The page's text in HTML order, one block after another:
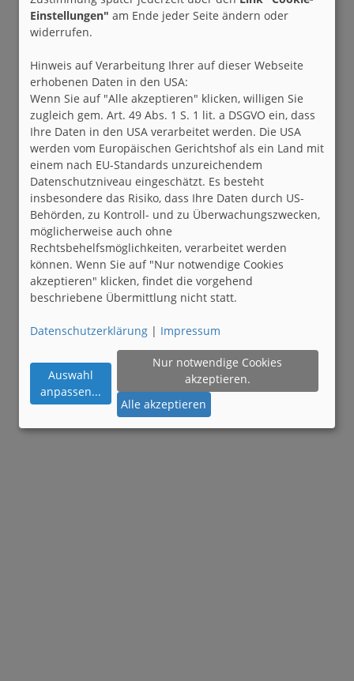
Einstellungen" am Ende jeder Seite ändern oder
widerrufen.
Hinweis auf Verarbeitung Ihrer auf dieser Webseite
erhobenen Daten in den USA:
Wenn Sie auf "Alle akzeptieren" klicken, willigen Sie
zugleich gem. Art. 49 Abs. 1 S. 1 lit. a DSGVO ein, dass
Ihre Daten in den USA verarbeitet werden. Die USA
werden vom Europäischen Gerichtshof als ein Land mit
einem nach EU-Standards unzureichendem
Datenschutzniveau eingeschätzt. Es besteht
insbesondere das Risiko, dass Ihre Daten durch US-
Behörden, zu Kontroll- und zu Überwachungszwecken,
möglicherweise auch ohne
Rechtsbehelfsmöglichkeiten, verarbeitet werden
können. Wenn Sie auf "Nur notwendige Cookies
akzeptieren" klicken, findet die vorgehend
beschriebene Übermittlung nicht statt.
Datenschutzerklärung | Impressum
Auswahl
anpassen...
Nur notwendige Cookies
akzeptieren.
Alle akzeptieren